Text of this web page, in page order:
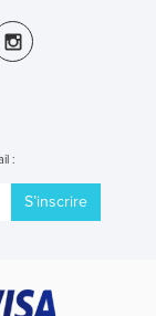
:
S’inscrire